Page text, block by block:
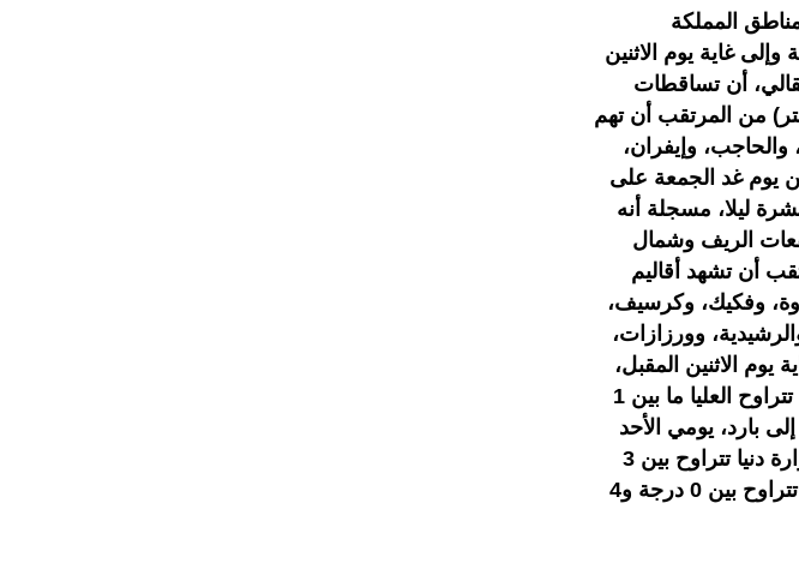
المملكة
غاية يوم الاثنين
أن تساقطات
(من 15 إلى 35 سنتمترا بالمناطق التي يزيد علوها عن 1400 متر) من المرتقب أن تهم
وإيفران،
يوم غد الجمعة على
ليلا، مسجلة أنه
الريف وشمال
أن تشهد أقاليم
وفكيك، وكرسيف،
وورزازات،
يوم الاثنين المقبل،
طقسا باردا تتراوح درجاته الدنيا ما بين ناقص 7 وناقص درجتين، فيما تتراوح العليا ما بين 1
بارد، يومي الأحد
والاثنين المقبلين، السهول المحيطية الشمالية والوسطى بدرجات حرارة دنيا تتراوح بين 3
درجات و6 درجات، وكذا هضاب الفوسفاط ووالماس مع درجات دنيا تتراوح بين 0 درجة و4